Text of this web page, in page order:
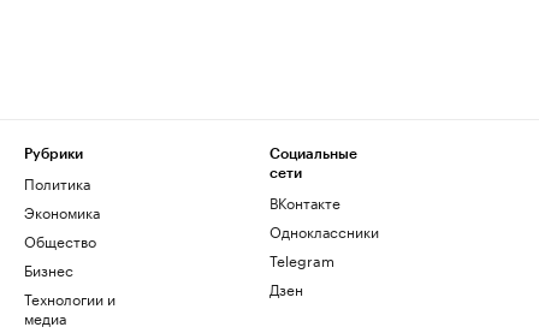
Рубрики
Политика
Экономика
Общество
Бизнес
Технологии и
медиа
Социальные
сети
ВКонтакте
Одноклассники
Telegram
Дзен